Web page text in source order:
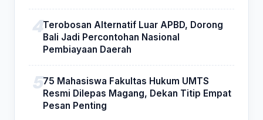
Terobosan Alternatif Luar APBD, Dorong
Bali Jadi Percontohan Nasional
Pembiayaan Daerah
75 Mahasiswa Fakultas Hukum UMTS
Resmi Dilepas Magang, Dekan Titip Empat
Pesan Penting